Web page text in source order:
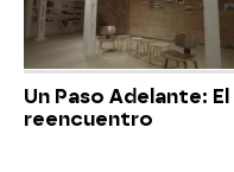
Un Paso Adelante: El
reencuentro